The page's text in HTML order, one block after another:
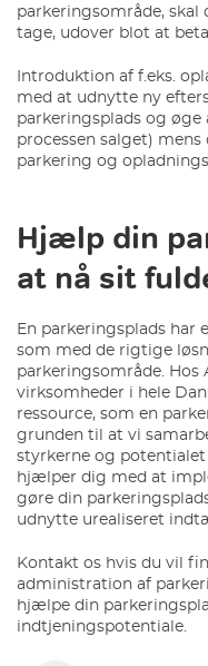
parkeringsområde, skal
tage, udover blot at
Introduktion af f.eks.
med at udnytte ny
parkeringsplads og øge
processen salget)
parkering og
Hjælp din
at nå sit
En parkeringsplads
som med de rigtige
parkeringsområde. Hos
virksomheder i hele
ressource, som en
grunden til at vi
styrkerne og
hjælper dig med at
gøre din
udnytte urealiseret
Kontakt os hvis du vil
administration af
hjælpe din
indtjeningspotentiale.